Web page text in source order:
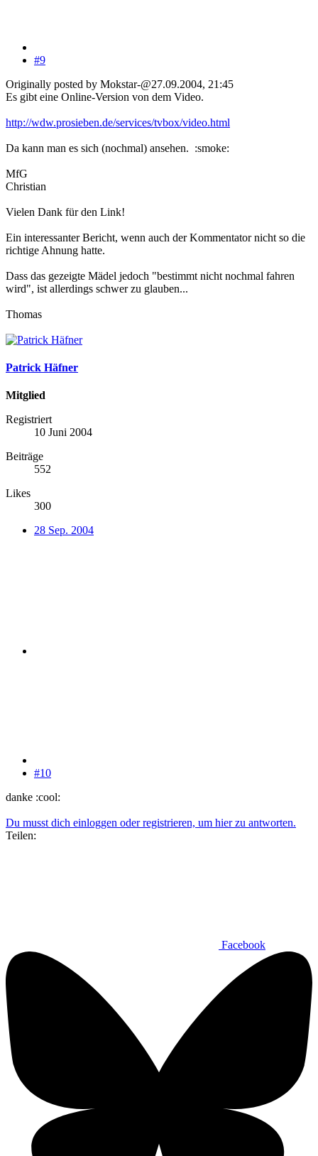
#9
Originally posted by Mokstar-@27.09.2004, 21:45
Es gibt eine Online-Version von dem Video.
http://wdw.prosieben.de/services/tvbox/video.html
Da kann man es sich (nochmal) ansehen. :smoke:
MfG
Christian
Vielen Dank für den Link!
Ein interessanter Bericht, wenn auch der Kommentator nicht so die
richtige Ahnung hatte.
Dass das gezeigte Mädel jedoch "bestimmt nicht nochmal fahren
wird", ist allerdings schwer zu glauben...
Thomas
Patrick Häfner
Mitglied
Registriert
10 Juni 2004
Beiträge
552
Likes
300
28 Sep. 2004
#10
danke :cool:
Du musst dich einloggen oder registrieren, um hier zu antworten.
Teilen:
Facebook